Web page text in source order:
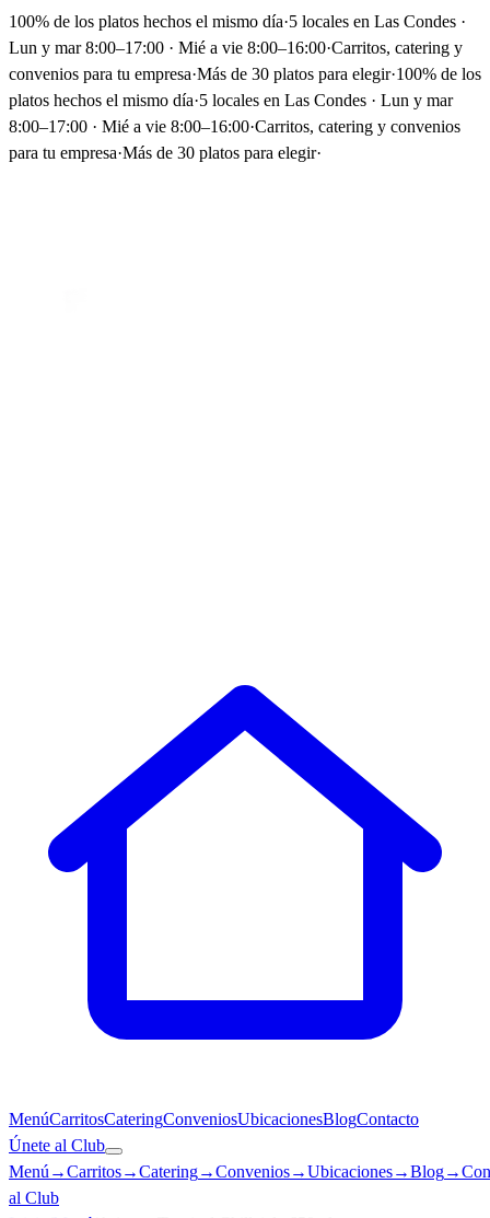
100% de los platos hechos el mismo día·5 locales en Las Condes ·
Lun y mar 8:00–17:00 · Mié a vie 8:00–16:00·Carritos, catering y
convenios para tu empresa·Más de 30 platos para elegir·100% de los
platos hechos el mismo día·5 locales en Las Condes · Lun y mar
8:00–17:00 · Mié a vie 8:00–16:00·Carritos, catering y convenios
para tu empresa·Más de 30 platos para elegir·
MenúCarritosCateringConveniosUbicacionesBlogContacto
Únete al Club
Menú →Carritos→Catering→Convenios→Ubicaciones→Blog→
al Club